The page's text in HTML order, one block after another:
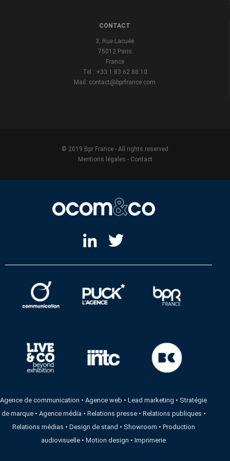
CONTACT
3, Rue Lacuée
75012 Paris
France
Tel : +33 1 83 62 88 10
Mail: contact@bprfrance.com
© 2019 Bpr France - All rights reserved
Mentions légales - Contact
Agence de communication •Agence web •Lead marketing • Stratégie
de marque• Agence média • Relations presse• Relations publiques •
Relations médias • Design de stand • Showroom • Production
audiovisuelle •Motion design •Imprimerie